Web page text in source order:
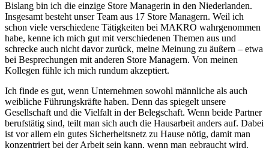
Bislang bin ich die einzige Store Managerin in den Niederlanden.
Insgesamt besteht unser Team aus 17 Store Managern. Weil ich
schon viele verschiedene Tätigkeiten bei MAKRO wahrgenommen
habe, kenne ich mich gut mit verschiedenen Themen aus und
schrecke auch nicht davor zurück, meine Meinung zu äußern – etwa
bei Besprechungen mit anderen Store Managern. Von meinen
Kollegen fühle ich mich rundum akzeptiert.
Ich finde es gut, wenn Unternehmen sowohl männliche als auch
weibliche Führungskräfte haben. Denn das spiegelt unsere
Gesellschaft und die Vielfalt in der Belegschaft. Wenn beide Partner
berufstätig sind, teilt man sich auch die Hausarbeit anders auf. Dabei
ist vor allem ein gutes Sicherheitsnetz zu Hause nötig, damit man
konzentriert bei der Arbeit sein kann, wenn man gebraucht wird.